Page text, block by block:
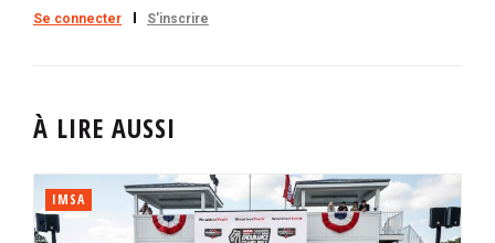
Se connecter S'inscrire
À LIRE AUSSI
IMSA